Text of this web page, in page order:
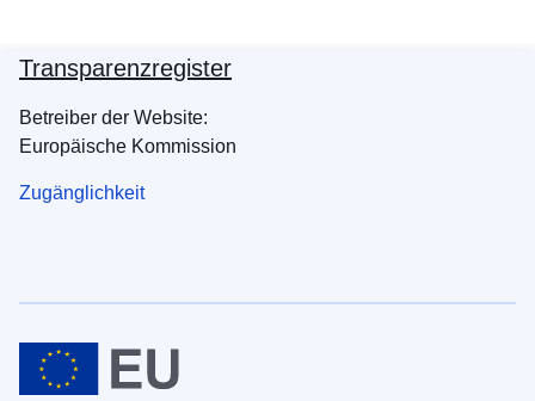
Transparenzregister
Betreiber der Website:
Europäische Kommission
Zugänglichkeit